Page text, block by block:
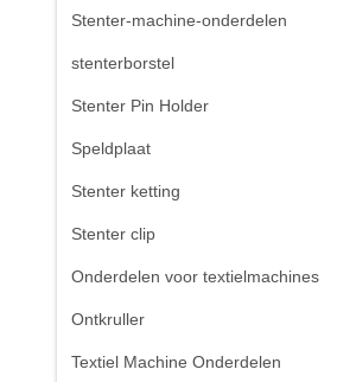
Stenter-machine-onderdelen
stenterborstel
Stenter Pin Holder
Speldplaat
Stenter ketting
Stenter clip
Onderdelen voor textielmachines
Ontkruller
Textiel Machine Onderdelen